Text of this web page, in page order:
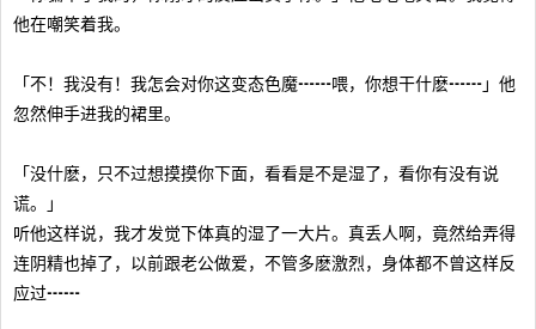
他在嘲笑着我。
「不！我没有！我怎会对你这变态色魔┅┅喂，你想干什麽┅┅」他
忽然伸手进我的裙里。
「没什麽，只不过想摸摸你下面，看看是不是湿了，看你有没有说
谎。」
听他这样说，我才发觉下体真的湿了一大片。真丢人啊，竟然给弄得
连阴精也掉了，以前跟老公做爱，不管多麽激烈，身体都不曾这样反
应过┅┅